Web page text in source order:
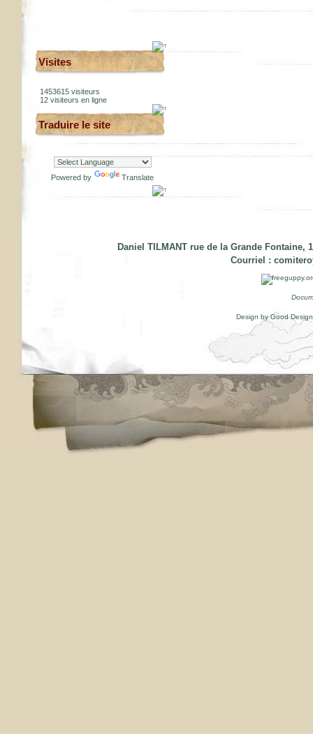
Visites
1453615 visiteurs
12 visiteurs en ligne
Traduire le site
Powered by Translate
Daniel TILMANT rue de la Grande Fontaine,
Courriel :
Design by Good